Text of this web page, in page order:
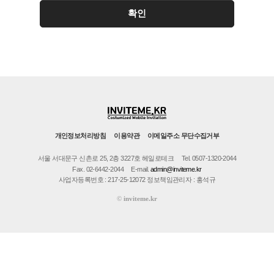
개인정보처리방침 이용약관 이메일주소 무단수집거부
서울 서대문구 신촌로 25, 2층 3227호 헤일로테크
Tel. 0507-1320-2044
Fax. 02-6442-2044
E-mail.admin@inviteme.kr
사업자등록번호 : 217-25-12072 정보책임관리자 : 홍석규
© inviteme.kr